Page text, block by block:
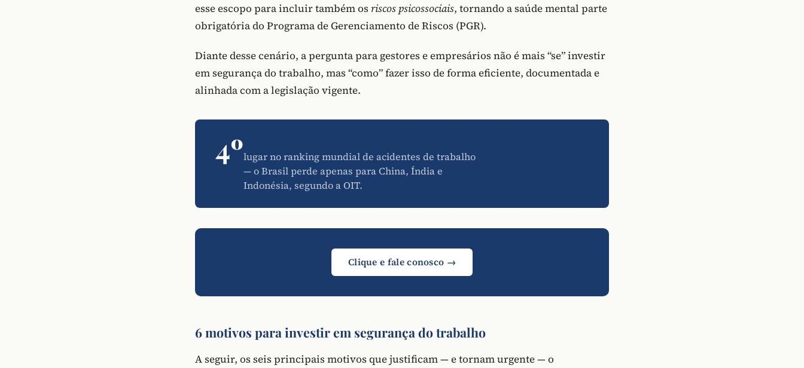
esse escopo para incluir também os riscos psicossociais, tornando a saúde mental parte
obrigatória do Programa de Gerenciamento de Riscos (PGR).
Diante desse cenário, a pergunta para gestores e empresários não é mais “se” investir
em segurança do trabalho, mas “como” fazer isso de forma eficiente, documentada e
alinhada com a legislação vigente.
4ºlugar no ranking mundial de acidentes de trabalho
— o Brasil perde apenas para China, Índia e
Indonésia, segundo a OIT.
Clique e fale conosco →
6 motivos para investir em segurança do trabalho
A seguir, os seis principais motivos que justificam — e tornam urgente — o